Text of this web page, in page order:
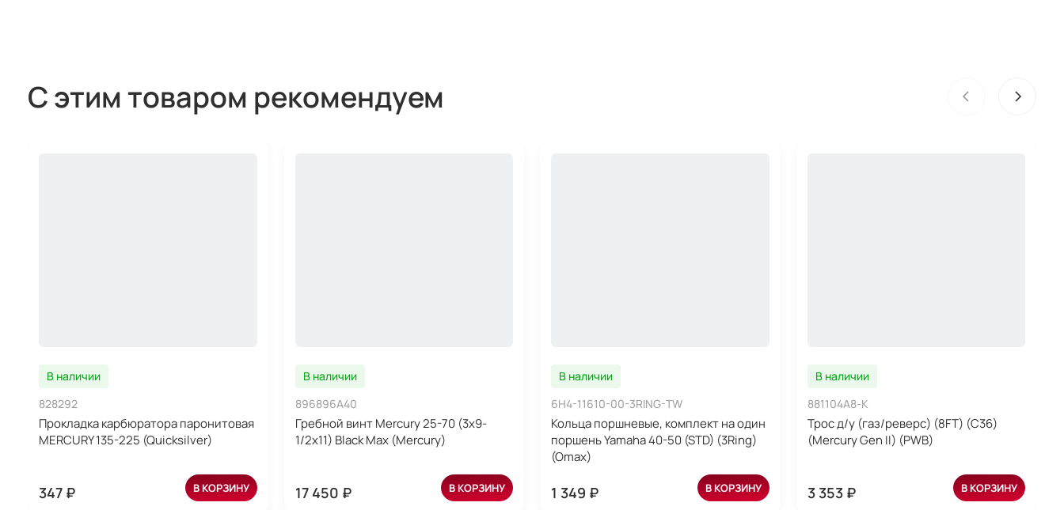
С этим товаром рекомендуем
В наличии
828292
Прокладка карбюратора паронитовая
MERCURY 135-225 (Quicksilver)
347 ₽ В КОРЗИНУ
В наличии
896896A40
Гребной винт Mercury 25-70 (3x9-
1/2x11) Black Max (Mercury)
17 450 ₽ В КОРЗИНУ
В наличии
6H4-11610-00-3RING-TW
Кольца поршневые, комплект на один
поршень Yamaha 40-50 (STD) (3Ring)
(Omax)
1 349 ₽ В КОРЗИНУ
В наличии
881104A8-K
Трос д/у (газ/реверс) (8FT) (C36)
(Mercury Gen II) (PWB)
3 353 ₽ В КОРЗИНУ